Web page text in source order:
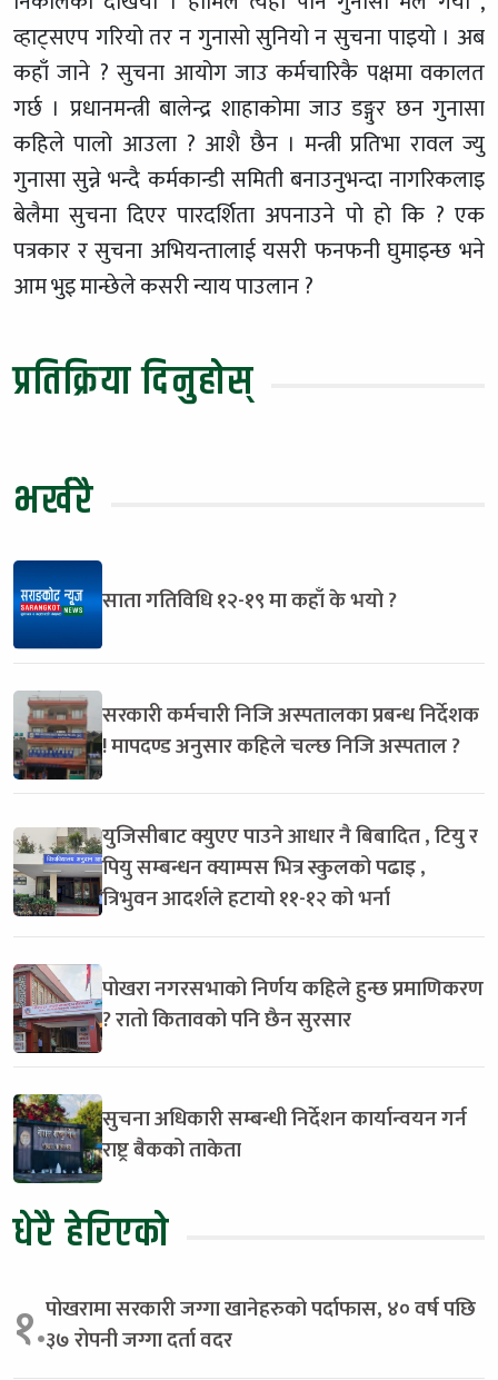
व्हाट्सएप गरियो तर न गुनासो सुनियो न सुचना पाइयो । अब
कहाँ जाने ? सुचना आयोग जाउ कर्मचारिकै पक्षमा वकालत
गर्छ । प्रधानमन्त्री बालेन्द्र शाहाकोमा जाउ डङ्गुर छन गुनासा
कहिले पालो आउला ? आशै छैन । मन्त्री प्रतिभा रावल ज्यु
गुनासा सुन्ने भन्दै कर्मकान्डी समिती बनाउनुभन्दा नागरिकलाइ
बेलैमा सुचना दिएर पारदर्शिता अपनाउने पो हो कि ? एक
पत्रकार र सुचना अभियन्तालाई यसरी फनफनी घुमाइन्छ भने
आम भुइ मान्छेले कसरी न्याय पाउलान ?
प्रतिक्रिया दिनुहोस्
भर्खरै
साता गतिविधि १२-१९ मा कहाँ के भयो ?
सरकारी कर्मचारी निजि अस्पतालका प्रबन्ध निर्देशक
! मापदण्ड अनुसार कहिले चल्छ निजि अस्पताल ?
युजिसीबाट क्युएए पाउने आधार नै बिबादित , टियु र
पियु सम्बन्धन क्याम्पस भित्र स्कुलको पढाइ ,
त्रिभुवन आदर्शले हटायो ११-१२ को भर्ना
पोखरा नगरसभाको निर्णय कहिले हुन्छ प्रमाणिकरण
? रातो कितावको पनि छैन सुरसार
सुचना अधिकारी सम्बन्धी निर्देशन कार्यान्वयन गर्न
राष्ट्र बैकको ताकेता
धेरै हेरिएको
१.पोखरामा सरकारी जग्गा खानेहरुको पर्दाफास, ४० वर्ष पछि
३७ रोपनी जग्गा दर्ता वदर